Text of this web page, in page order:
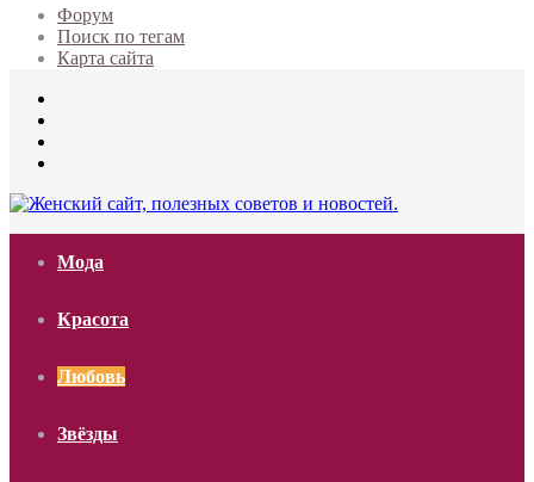
Форум
Поиск по тегам
Карта сайта
Мода
Красота
Любовь
Звёзды